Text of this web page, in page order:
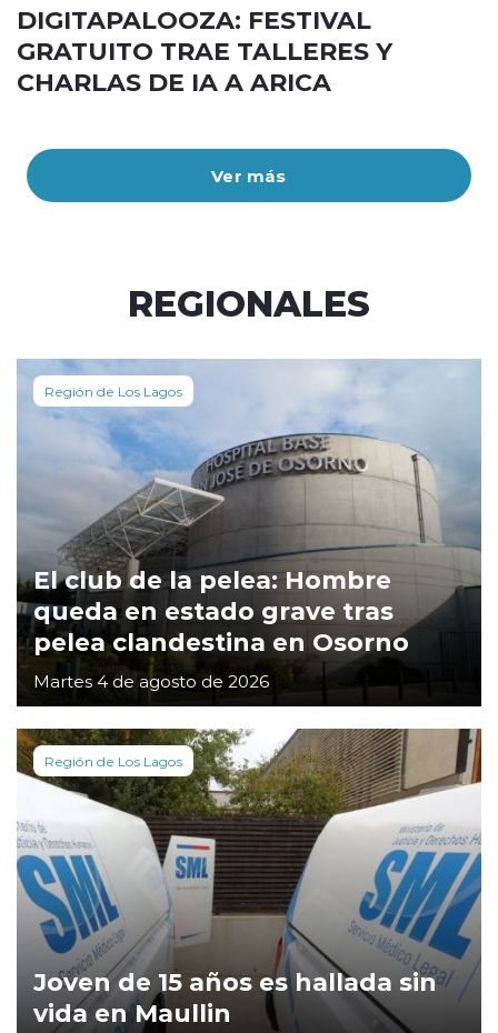
Ver más
DIGITAPALOOZA: FESTIVAL
GRATUITO TRAE TALLERES Y
CHARLAS DE IA A ARICA
REGIONALES
Región de Los Lagos
El club de la pelea: Hombre
queda en estado grave tras
pelea clandestina en Osorno
Martes 4 de agosto de 2026
Región de Los Lagos
Joven de 15 años es hallada sin
vida en Maullin